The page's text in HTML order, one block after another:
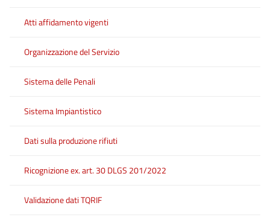
Atti affidamento vigenti
Organizzazione del Servizio
Sistema delle Penali
Sistema Impiantistico
Dati sulla produzione rifiuti
Ricognizione ex. art. 30 DLGS 201/2022
Validazione dati TQRIF